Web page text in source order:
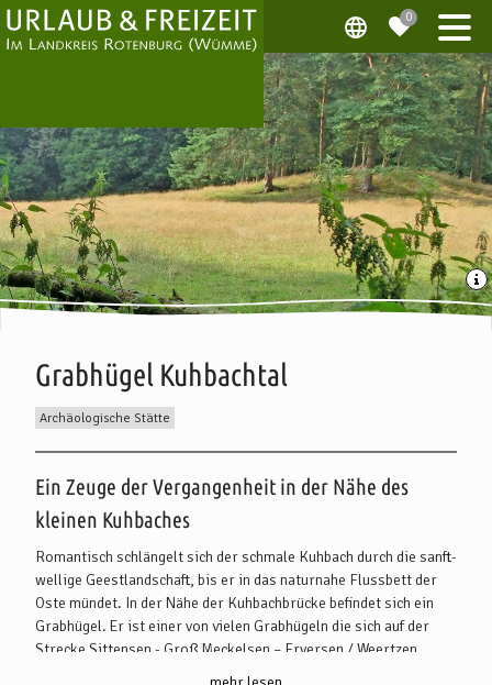
Grabhügel Kuhbachtal
Archäologische Stätte
Beschreibung
Ein Zeuge der Vergangenheit in der Nähe des
kleinen Kuhbaches
Romantisch schlängelt sich der schmale Kuhbach durch die sanft-
wellige Geestlandschaft, bis er in das naturnahe Flussbett der
Oste mündet. In der Nähe der Kuhbachbrücke befindet sich ein
Grabhügel. Er ist einer von vielen Grabhügeln die sich auf der
Strecke Sittensen - Groß Meckelsen – Fryersen / Weertzen
aneinanderreihen und scheint auf eine alte Wegeverbindung